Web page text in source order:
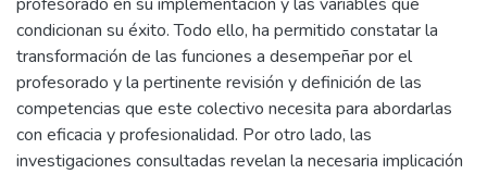
condicionan su éxito. Todo ello, ha permitido constatar la
transformación de las funciones a desempeñar por el
profesorado y la pertinente revisión y definición de las
competencias que este colectivo necesita para abordarlas
con eficacia y profesionalidad. Por otro lado, las
investigaciones consultadas revelan la necesaria implicación